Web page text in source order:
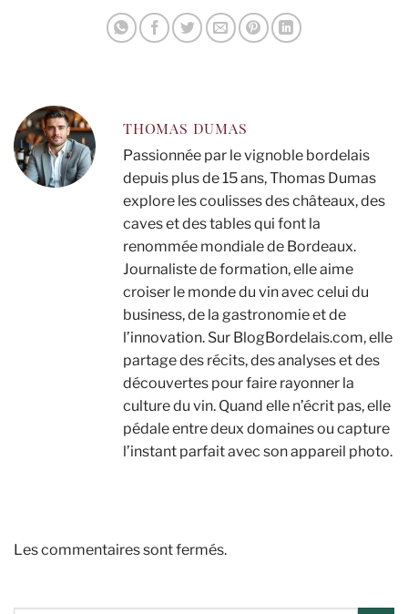
THOMAS DUMAS
Passionnée par le vignoble bordelais
depuis plus de 15 ans, Thomas Dumas
explore les coulisses des châteaux, des
caves et des tables qui font la
renommée mondiale de Bordeaux.
Journaliste de formation, elle aime
croiser le monde du vin avec celui du
business, de la gastronomie et de
l’innovation. Sur BlogBordelais.com, elle
partage des récits, des analyses et des
découvertes pour faire rayonner la
culture du vin. Quand elle n’écrit pas, elle
pédale entre deux domaines ou capture
l’instant parfait avec son appareil photo.
Les commentaires sont fermés.